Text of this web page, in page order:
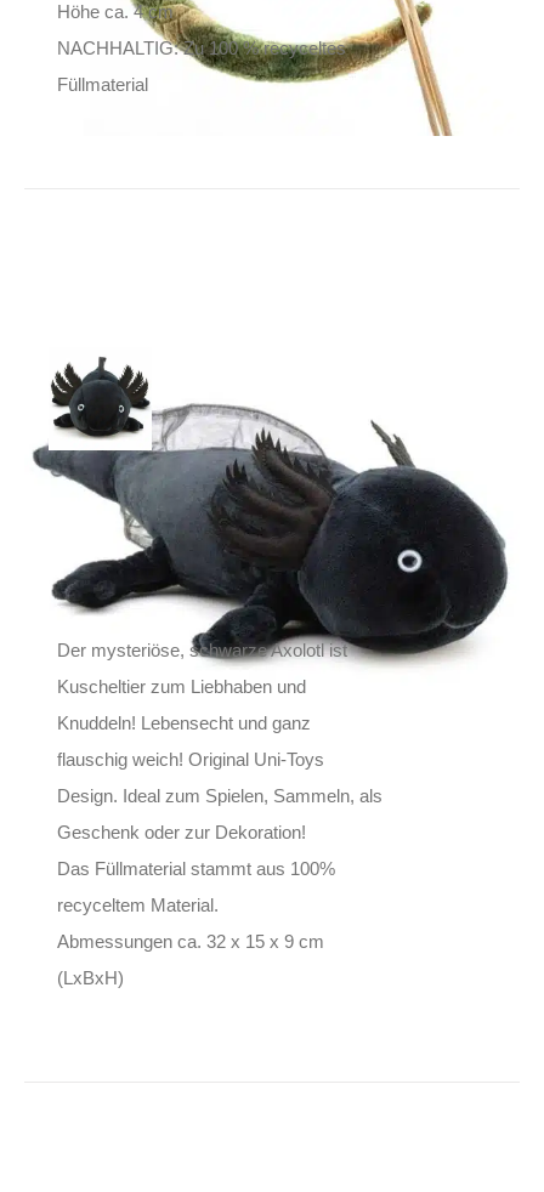
Höhe ca. 4 cm
NACHHALTIG: Zu 100 % recyceltes
Füllmaterial
Black Axolotl
24,90€
Inkl. MwSt.
zzgl.Versand
Lieferzeit: ca. 1-2 Tage DE, ca. 3-4 Tage EU
Der mysteriöse, schwarze Axolotl ist
Kuscheltier zum Liebhaben und
Knuddeln! Lebensecht und ganz
flauschig weich! Original Uni-Toys
Design. Ideal zum Spielen, Sammeln, als
Geschenk oder zur Dekoration!
Das Füllmaterial stammt aus 100%
recyceltem Material.
Abmessungen ca. 32 x 15 x 9 cm
(LxBxH)